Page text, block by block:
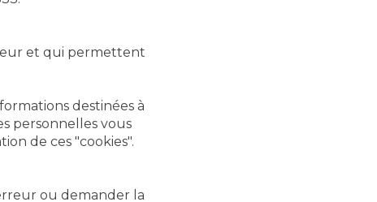
et qui permettent
destinées à
personnelles vous
de ces "cookies".
ou demander la